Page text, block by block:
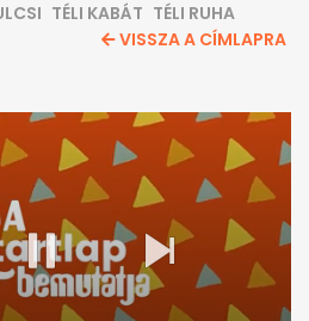
TÉLI KABÁT TÉLI RUHA
VISSZA A CÍMLAPRA